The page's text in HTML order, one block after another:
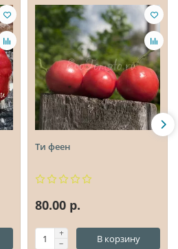
Ти феен
80.00 р.
В корзину